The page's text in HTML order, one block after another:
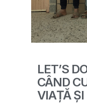
LET’S
CÂND
VIAȚĂ